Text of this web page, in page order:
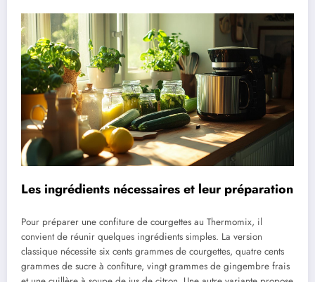
Les ingrédients nécessaires et leur préparation
Pour préparer une confiture de courgettes au Thermomix, il
convient de réunir quelques ingrédients simples. La version
classique nécessite six cents grammes de courgettes, quatre cents
grammes de sucre à confiture, vingt grammes de gingembre frais